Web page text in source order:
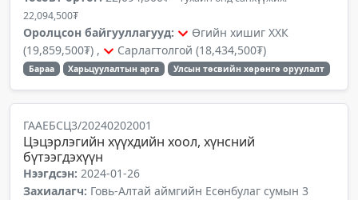
22,094,500₮
Оролцсон байгууллагууд:
Өгийн хишиг ХХК
(19,859,500₮) ,
Сарлагтолгой (18,434,500₮)
Бараа Харьцуулалтын арга Улсын төсвийн хөрөнгө оруулалт
ГААЕБСЦ3/20240202001
Цэцэрлэгийн хүүхдийн хоол, хүнсний
бүтээгдэхүүн
Нээгдсэн: 2024-01-26
Захиалагч: Говь-Алтай аймгийн Есөнбулаг сумын 3